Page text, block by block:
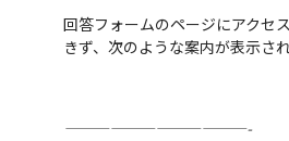
回答フォームのページにアクセ
きず、次のような案内が表示され
————————————-